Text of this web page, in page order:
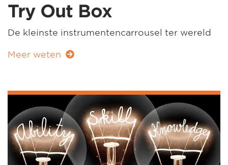
Try Out Box
De kleinste instrumentencarrousel ter wereld
Meer weten